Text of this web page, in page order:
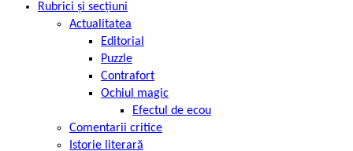
Rubrici și secțiuni
Actualitatea
Editorial
Puzzle
Contrafort
Ochiul magic
Efectul de ecou
Comentarii critice
Istorie literară